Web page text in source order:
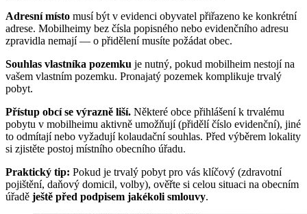
Adresní místo musí být v evidenci obyvatel přiřazeno ke konkrétní
adrese. Mobilheimy bez čísla popisného nebo evidenčního adresu
zpravidla nemají — o přidělení musíte požádat obec.
Souhlas vlastníka pozemku je nutný, pokud mobilheim nestojí na
vašem vlastním pozemku. Pronajatý pozemek komplikuje trvalý
pobyt.
Přístup obcí se výrazně liší. Některé obce přihlášení k trvalému
pobytu v mobilheimu aktivně umožňují (přidělí číslo evidenční), jiné
to odmítají nebo vyžadují kolaudační souhlas. Před výběrem lokality
si zjistěte postoj místního obecního úřadu.
Praktický tip: Pokud je trvalý pobyt pro vás klíčový (zdravotní
pojištění, daňový domicil, volby), ověřte si celou situaci na obecním
úřadě ještě před podpisem jakékoli smlouvy.